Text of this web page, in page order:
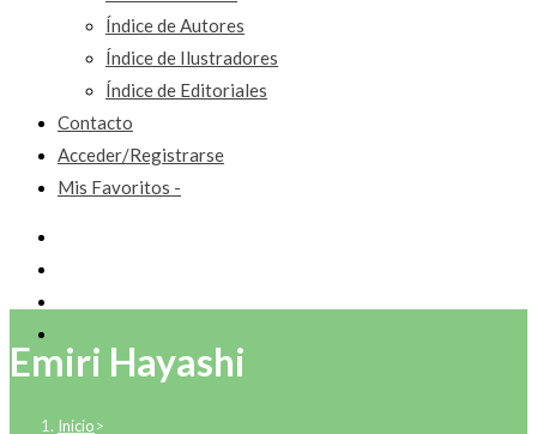
Índice de Autores
Índice de Ilustradores
Índice de Editoriales
Contacto
Acceder/Registrarse
Mis Favoritos -
Emiri Hayashi
Inicio>